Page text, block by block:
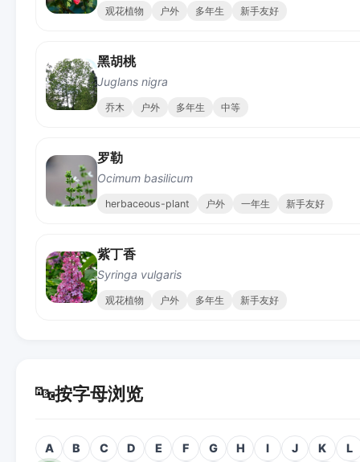
观花植物 户外 多年生 新手友好
黑胡桃
Juglans nigra
乔木 户外 多年生 中等
罗勒
Ocimum basilicum
herbaceous-plant 户外 一年生 新手友好
紫丁香
Syringa vulgaris
观花植物 户外 多年生 新手友好
🔤按字母浏览
A B C D E F G H I J K
L